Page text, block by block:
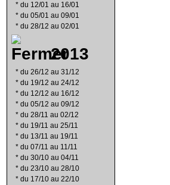
* du 12/01 au 16/01
* du 05/01 au 09/01
* du 28/12 au 02/01
2013
* du 26/12 au 31/12
* du 19/12 au 24/12
* du 12/12 au 16/12
* du 05/12 au 09/12
* du 28/11 au 02/12
* du 19/11 au 25/11
* du 13/11 au 19/11
* du 07/11 au 11/11
* du 30/10 au 04/11
* du 23/10 au 28/10
* du 17/10 au 22/10